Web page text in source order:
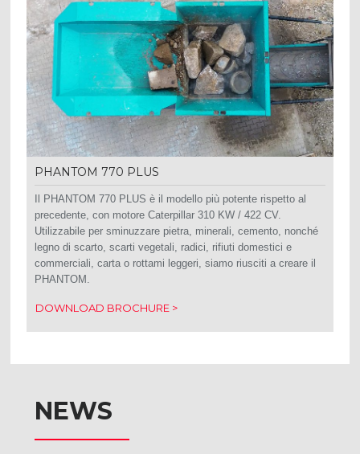
PHANTOM 770 PLUS
Il PHANTOM 770 PLUS è il modello più potente rispetto al
precedente, con motore Caterpillar 310 KW / 422 CV.
Utilizzabile per sminuzzare pietra, minerali, cemento, nonché
legno di scarto, scarti vegetali, radici, rifiuti domestici e
commerciali, carta o rottami leggeri, siamo riusciti a creare il
PHANTOM.
DOWNLOAD BROCHURE >
NEWS